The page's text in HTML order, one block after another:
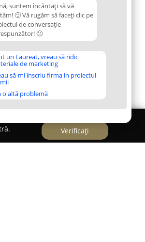
suntem încântați să vă
🙂 Vă rugăm să faceți clic pe
de conversație
🙂
un Laureat, vreau să ridic
de marketing
să-mi înscriu firma in proiectul
o altă problemă
Verificați